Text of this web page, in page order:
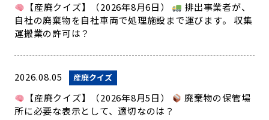
【産廃クイズ】（2026年8月6日）
排出事業者が、
自社の廃棄物を自社車両で処理施設まで運びます。 収集
運搬業の許可は？
2026.08.05 産廃クイズ
【産廃クイズ】（2026年8月5日）
廃棄物の保管場
所に必要な表示として、適切なのは？